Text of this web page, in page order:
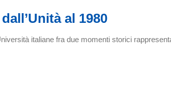
al 1980
italiane fra due momenti storici